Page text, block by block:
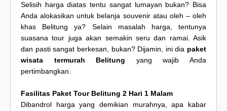
Selisih harga diatas tentu sangat lumayan bukan? Bisa
Anda alokasikan untuk belanja souvenir atau oleh – oleh
khas Belitung ya? Selain masalah harga, tentunya
suasana tour juga akan semakin seru dan ramai. Asik
dan pasti sangat berkesan, bukan? Dijamin, ini dia paket
wisata termurah Belitung yang wajib Anda
pertimbangkan.
Fasilitas Paket Tour Belitung 2 Hari 1 Malam
Dibandrol harga yang demikian murahnya, apa kabar